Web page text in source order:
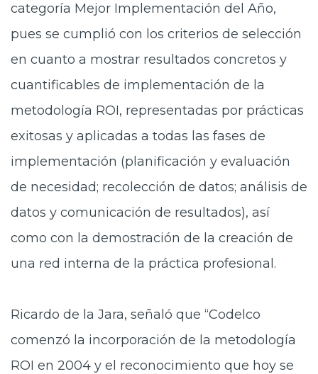
categoría Mejor Implementación del Año,
pues se cumplió con los criterios de selección
en cuanto a mostrar resultados concretos y
cuantificables de implementación de la
metodología ROI, representadas por prácticas
exitosas y aplicadas a todas las fases de
implementación (planificación y evaluación
de necesidad; recolección de datos; análisis de
datos y comunicación de resultados), así
como con la demostración de la creación de
una red interna de la práctica profesional.
Ricardo de la Jara, señaló que “Codelco
comenzó la incorporación de la metodología
ROI en 2004 y el reconocimiento que hoy se